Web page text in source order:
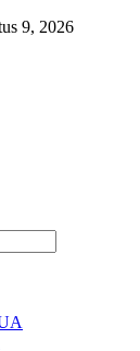
9, 2026